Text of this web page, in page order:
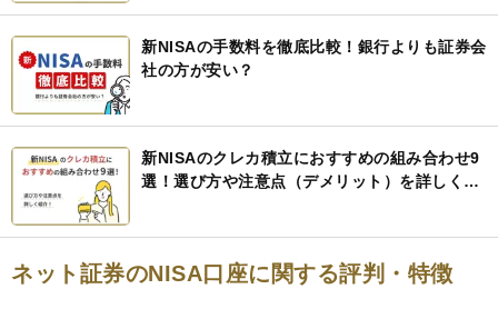
新NISAの手数料を徹底比較！銀行よりも証券会
社の方が安い？
新NISAのクレカ積立におすすめの組み合わせ9
選！選び方や注意点（デメリット）を詳しく紹
ネット証券のNISA口座に関する評判・特徴